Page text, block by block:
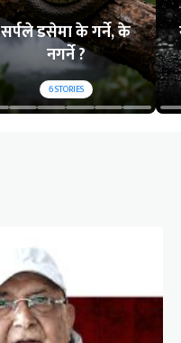
सर्पले डसेमा के गर्ने, के
नगर्ने ?
6STORIES